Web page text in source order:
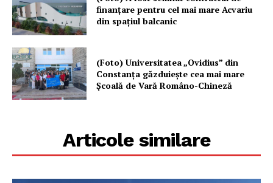
finanțare pentru cel mai mare Acvariu
din spațiul balcanic
(Foto) Universitatea „Ovidius” din
Constanța găzduiește cea mai mare
Școală de Vară Româno-Chineză
Articole similare